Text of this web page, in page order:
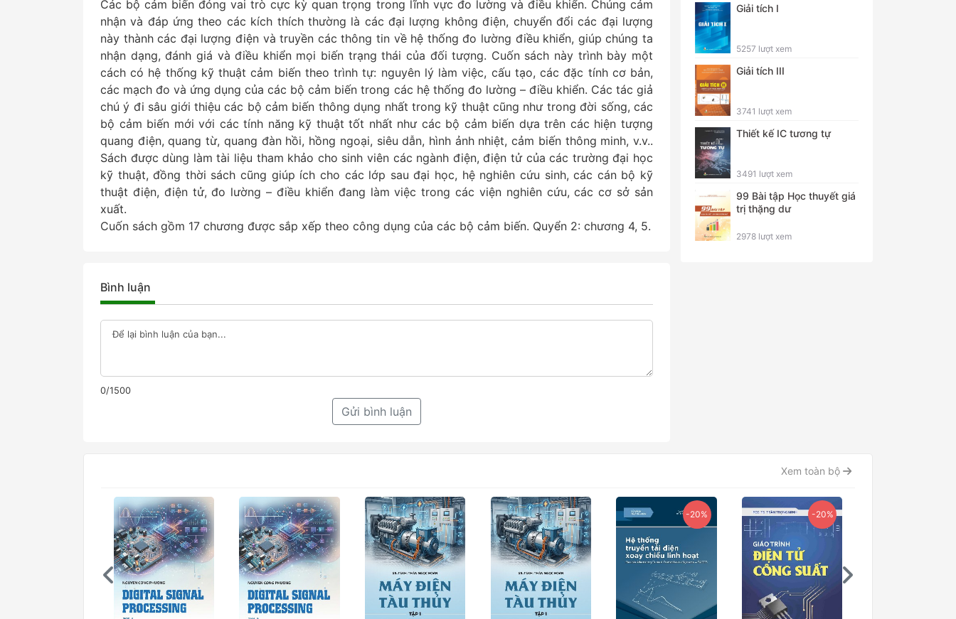
Các bộ cảm biến đóng vai trò cực kỳ quan trọng trong lĩnh vực đo lường và điều khiển. Chúng cảm
nhận và đáp ứng theo các kích thích thường là các đại lượng không điện, chuyển đổi các đại lượng
này thành các đại lượng điện và truyền các thông tin về hệ thống đo lường điều khiển, giúp chúng ta
nhận dạng, đánh giá và điều khiển mọi biến trạng thái của đối tượng. Cuốn sách này trình bày một
cách có hệ thống kỹ thuật cảm biến theo trình tự: nguyên lý làm việc, cấu tạo, các đặc tính cơ bản,
các mạch đo và ứng dụng của các bộ cảm biến trong các hệ thống đo lường – điều khiển. Các tác giả
chú ý đi sâu giới thiệu các bộ cảm biến thông dụng nhất trong kỹ thuật cũng như trong đời sống, các
bộ cảm biến mới với các tính năng kỹ thuật tốt nhất như các bộ cảm biến dựa trên các hiện tượng
quang điện, quang từ, quang đàn hồi, hồng ngoại, siêu dẫn, hình ảnh nhiệt, cảm biến thông minh, v.v..
Sách được dùng làm tài liệu tham khảo cho sinh viên các ngành điện, điện tử của các trường đại học
kỹ thuật, đồng thời sách cũng giúp ích cho các lớp sau đại học, hệ nghiên cứu sinh, các cán bộ kỹ
thuật điện, điện tử, đo lường – điều khiển đang làm việc trong các viện nghiên cứu, các cơ sở sản
xuất.
Cuốn sách gồm 17 chương được sắp xếp theo công dụng của các bộ cảm biến. Quyển 2: chương 4, 5.
Bình luận
0/1500
Gửi bình luận
Giải tích I
5257 lượt xem
Giải tích III
3741 lượt xem
Thiết kế IC tương tự
3491 lượt xem
99 Bài tập Học thuyết giá
trị thặng dư
2978 lượt xem
Xem toàn bộ
-20% -20%